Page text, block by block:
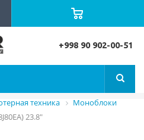
+998 90 902-00-51
техника
Моноблоки
23.8"